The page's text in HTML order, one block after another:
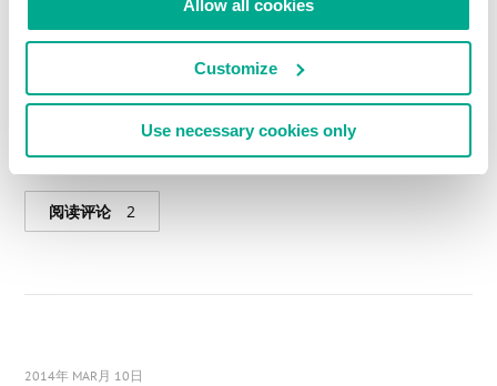
Allow all cookies
Customize
Use necessary cookies only
我的领带佩戴规则：会见部长级及以上的大人物。这是检查标准。
请浏览：遇见德国总理
阅读评论 2
2014年 MAR月 10日